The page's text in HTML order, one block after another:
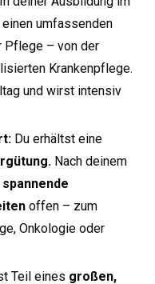
umfassenden
Pflege – von der
Krankenpflege.
und wirst intensiv
Du erhältst eine
Nach deinem
offen – zum
Onkologie oder
Teil eines großen,